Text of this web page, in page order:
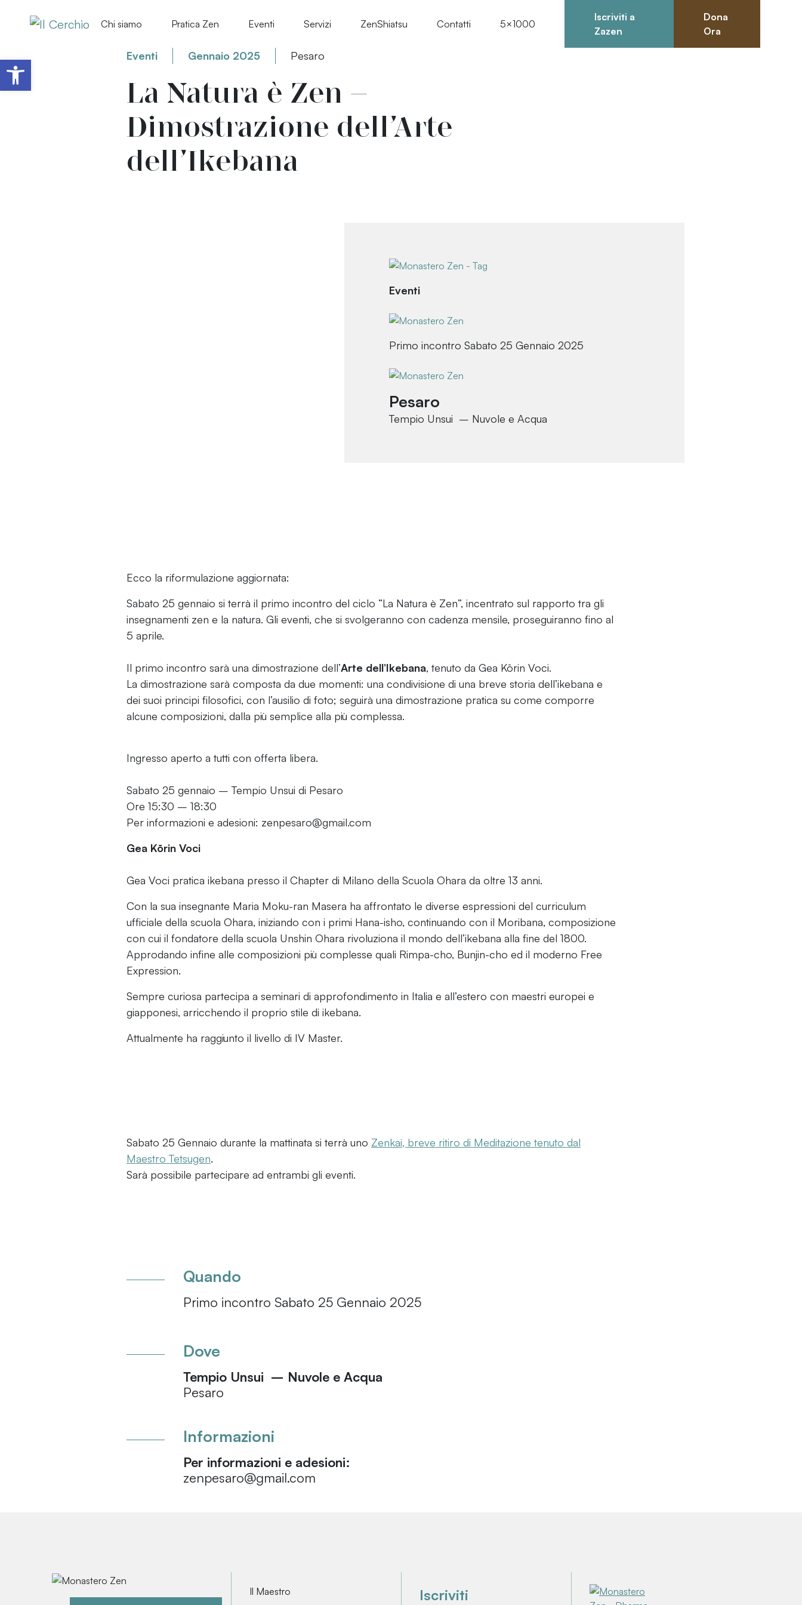
Chi siamo Pratica Zen Eventi Servizi ZenShiatsu Contatti 5×1000
Iscriviti a
Zazen
Dona
Ora
Eventi Gennaio 2025 Pesaro
La Natura è Zen –
Dimostrazione dell’Arte
dell’Ikebana
Eventi
Primo incontro Sabato 25 Gennaio 2025
Pesaro
Tempio Unsui – Nuvole e Acqua
Ecco la riformulazione aggiornata:
Sabato 25 gennaio si terrà il primo incontro del ciclo “La Natura è Zen”, incentrato sul rapporto tra gli
insegnamenti zen e la natura. Gli eventi, che si svolgeranno con cadenza mensile, proseguiranno fino al
5 aprile.
Il primo incontro sarà una dimostrazione dell’Arte dell’Ikebana, tenuto da Gea Kōrin Voci.
La dimostrazione sarà composta da due momenti: una condivisione di una breve storia dell’ikebana e
dei suoi principi filosofici, con l’ausilio di foto; seguirà una dimostrazione pratica su come comporre
alcune composizioni, dalla più semplice alla più complessa.
Ingresso aperto a tutti con offerta libera.
Sabato 25 gennaio – Tempio Unsui di Pesaro
Ore 15:30 – 18:30
Per informazioni e adesioni: zenpesaro@gmail.com
Gea Kōrin Voci
Gea Voci pratica ikebana presso il Chapter di Milano della Scuola Ohara da oltre 13 anni.
Con la sua insegnante Maria Moku-ran Masera ha affrontato le diverse espressioni del curriculum
ufficiale della scuola Ohara, iniziando con i primi Hana-isho, continuando con il Moribana, composizione
con cui il fondatore della scuola Unshin Ohara rivoluziona il mondo dell’ikebana alla fine del 1800.
Approdando infine alle composizioni più complesse quali Rimpa-cho, Bunjin-cho ed il moderno Free
Expression.
Sempre curiosa partecipa a seminari di approfondimento in Italia e all’estero con maestri europei e
giapponesi, arricchendo il proprio stile di ikebana.
Attualmente ha raggiunto il livello di IV Master.
Sabato 25 Gennaio durante la mattinata si terrà uno Zenkai, breve ritiro di Meditazione tenuto dal
Maestro Tetsugen.
Sarà possibile partecipare ad entrambi gli eventi.
Quando
Primo incontro Sabato 25 Gennaio 2025
Dove
Tempio Unsui – Nuvole e Acqua
Pesaro
Informazioni
Per informazioni e adesioni:
zenpesaro@gmail.com
Il Maestro Iscriviti
Apri la barra degli strumenti